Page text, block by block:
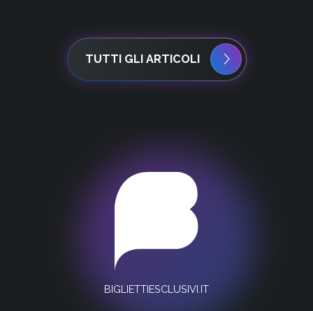
TUTTI GLI ARTICOLI
BIGLIETTIESCLUSIVI.IT